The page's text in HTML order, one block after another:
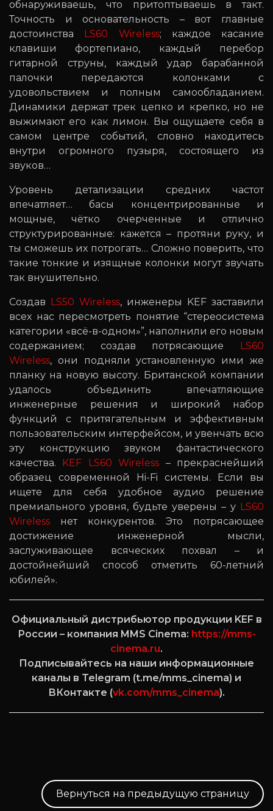
обнаруживаешь, что притоптываешь в такт.
Точность и основательность – вот главные
достоинства LS60 Wireless; каждое касание
клавиши фортепиано, каждый перебор
гитарной струны, каждый удар барабанной
палочки передаются колонками с
удовольствием и полным самообладанием.
Динамики держат трек цепко и крепко, но не
выжимают его как лимон. Вы ощущаете себя в
самом центре событий, словно находитесь
внутри огромного пузыря, состоящего из
звуков…
Уровень детализации средних частот
впечатляет… басы концентрированные и
мощные, чётко очерченные и отлично
структурированные: кажется – протяни руку, и
ты сможешь их потрогать… Сложно поверить, что
такие тонкие и изящные колонки могут звучать
так внушительно.
Создав LS50 Wireless, инженеры KEF заставили
всех нас пересмотреть понятие “стереосистема
категории «всё-в-одном»”, наполнили его новым
содержанием; создав потрясающие LS60
Wireless, они подняли установленную ими же
планку на новую высоту. Британской компании
удалось объединить впечатляющие
инженерные решения и широкий набор
функций с притягательным и эффективным
пользовательским интерфейсом, и увенчать всю
эту конструкцию звуком фантастического
качества. KEF LS60 Wireless – прекраснейший
образец современной Hi-Fi системы. Если вы
ищете для себя удобное аудио решение
премиального уровня, будьте уверены – у LS60
Wireless нет конкурентов. Это потрясающее
достижение инженерной мысли,
заслуживающее всяческих похвал – и
достойнейший способ отметить 60-летний
юбилей».
Официальный дистрибьютор продукции KEF в
России – компания MMS Cinema: https://mms-
cinema.ru.
Подписывайтесь на наши информационные
каналы в Telegram (t.me/mms_cinema) и
ВКонтакте (vk.com/mms_cinema).
Вернуться на предыдущую страницу